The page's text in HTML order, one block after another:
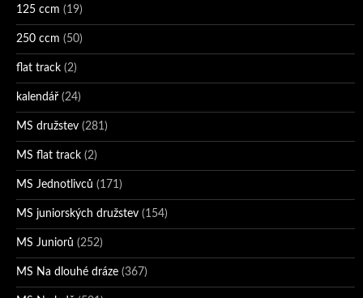
125 ccm (19)
250 ccm (50)
flat track (2)
kalendář (24)
MS družstev (281)
MS flat track (2)
MS Jednotlivců (171)
MS juniorských družstev (154)
MS Juniorů (252)
MS Na dlouhé dráze (367)